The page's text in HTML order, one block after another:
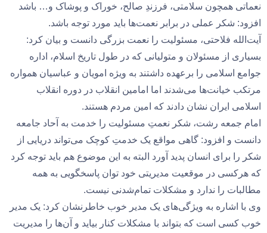
نعماتی همچون سلامتی، فرزندِ صالح، خوراک و پوشاک و… باشد
افزود: شکر عملی در برابر نعمت‌ها باید مورد توجه باشد.
آیت‌الله فلاحتی،‌ مسئولیت را نعمت بزرگی دانست و بیان کرد:
بسیاری از مسئولان و متولیانی که در طول تاریخ اسلام، اداره
جوامع اسلامی را برعهده داشتند به ویژه امویان و عباسیان همواره
مرتکب خیانت‌ها می‌شدند اما امامین انقلاب در دوره انقلاب
اسلامی ایران نشان دادند که امین مردم هستند.
امام جمعه رشت، شکر نعمتِ مسئولیت را خدمت به آحاد جامعه
دانست و افزود: گاهی مواقع یک خدمتِ کوچک می‌تواند دریایی از
شکر را برای انسان پدید آورد البته به این موضوع هم باید توجه کرد
که هرکسی در موقعیت مدیریتی خود توان پاسخگویی به همه
مطالبات را ندارد و مشکلات تمام‌شدنی نیست.
وی با اشاره به ویژگی‌های یک مدیر خوب خاطرنشان کرد: یک مدیر
خوب کسی است که بتواند با مشکلات کنار بیاید و آن‌ها را مدیریت